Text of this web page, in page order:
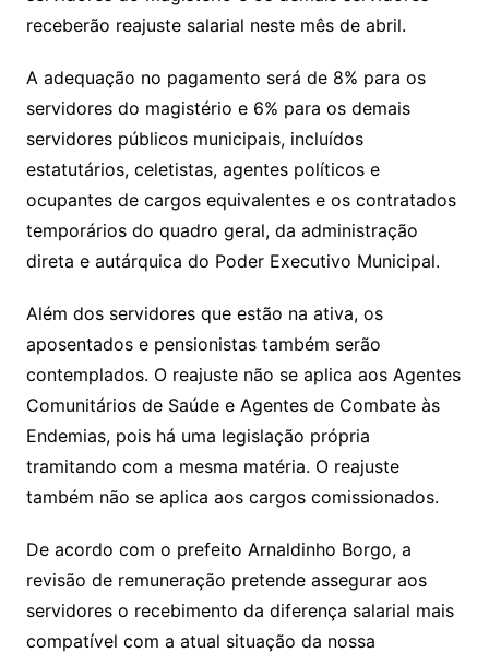
p o
k
k
receberão reajuste salarial neste mês de abril.
A adequação no pagamento será de 8% para os
servidores do magistério e 6% para os demais
servidores públicos municipais, incluídos
estatutários, celetistas, agentes políticos e
ocupantes de cargos equivalentes e os contratados
temporários do quadro geral, da administração
direta e autárquica do Poder Executivo Municipal.
Além dos servidores que estão na ativa, os
aposentados e pensionistas também serão
contemplados. O reajuste não se aplica aos Agentes
Comunitários de Saúde e Agentes de Combate às
Endemias, pois há uma legislação própria
tramitando com a mesma matéria. O reajuste
também não se aplica aos cargos comissionados.
De acordo com o prefeito Arnaldinho Borgo, a
revisão de remuneração pretende assegurar aos
servidores o recebimento da diferença salarial mais
compatível com a atual situação da nossa